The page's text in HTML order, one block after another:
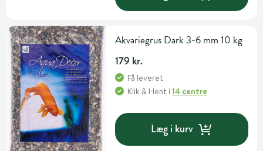
Akvariegrus Dark 3-6 mm 10 kg
179 kr.
Få leveret
Klik & Hent i14 centre
Læg i kurv